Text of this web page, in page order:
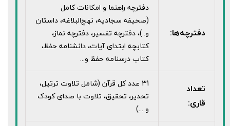
دفترچه‌ها:
دفترچه راهنما و امکانات کامل
(صحیفه سجادیه، نهج‌البلاغه، داستان
و..)، دفترچه تفسیر، دفترچه نماز،
کتابچه ابتدای آیات، دانشنامه حفظ،
کتاب درسنامه حفظ و...
تعداد
قاری:
31 عدد کل قرآن (شامل تلاوت ترتیل،
تحدیر، تحقیق، تلاوت با صدای کودک
و ...)